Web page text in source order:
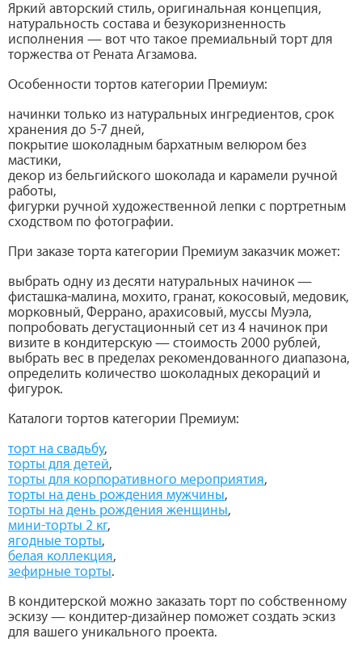
Яркий авторский стиль, оригинальная концепция,
натуральность состава и безукоризненность
исполнения — вот что такое премиальный торт для
торжества от Рената Агзамова.
Особенности тортов категории Премиум:
начинки только из натуральных ингредиентов, срок
хранения до 5-7 дней,
покрытие шоколадным бархатным велюром без
мастики,
декор из бельгийского шоколада и карамели ручной
работы,
фигурки ручной художественной лепки с портретным
сходством по фотографии.
При заказе торта категории Премиум заказчик может:
выбрать одну из десяти натуральных начинок —
фисташка-малина, мохито, гранат, кокосовый, медовик,
морковный, Феррано, арахисовый, муссы Муэла,
попробовать дегустационный сет из 4 начинок при
визите в кондитерскую — стоимость 2000 рублей,
выбрать вес в пределах рекомендованного диапазона,
определить количество шоколадных декораций и
фигурок.
Каталоги тортов категории Премиум:
торт на свадьбу,
торты для детей,
торты для корпоративного мероприятия,
торты на день рождения мужчины,
торты на день рождения женщины,
мини-торты 2 кг,
ягодные торты,
белая коллекция,
зефирные торты.
В кондитерской можно заказать торт по собственному
эскизу — кондитер-дизайнер поможет создать эскиз
для вашего уникального проекта.